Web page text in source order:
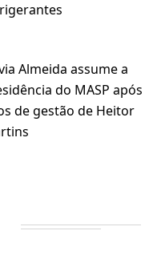
Almeida assume a
do MASP
de gestão de Heitor